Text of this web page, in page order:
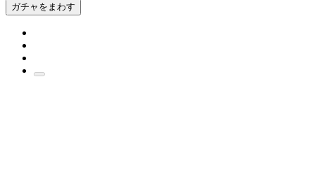
ガチャをまわす